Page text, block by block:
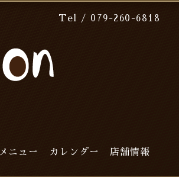
Tel / 079-260-6818
メニュー カレンダー 店舗情報